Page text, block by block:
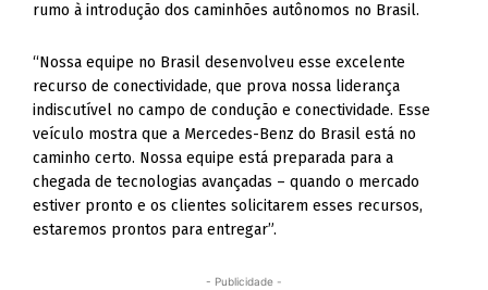
rumo à introdução dos caminhões autônomos no Brasil.
“Nossa equipe no Brasil desenvolveu esse excelente
recurso de conectividade, que prova nossa liderança
indiscutível no campo de condução e conectividade. Esse
veículo mostra que a Mercedes-Benz do Brasil está no
caminho certo. Nossa equipe está preparada para a
chegada de tecnologias avançadas – quando o mercado
estiver pronto e os clientes solicitarem esses recursos,
estaremos prontos para entregar”.
- Publicidade -